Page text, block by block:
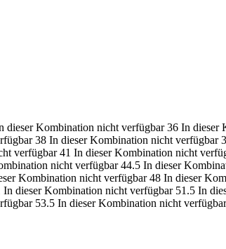
dieser Kombination nicht verfügbar 36 In dieser
38 In dieser Kombination nicht verfügbar
verfügbar 41 In dieser Kombination nicht
nicht verfügbar 44.5 In dieser
Kombination nicht verfügbar 48 In dieser
In dieser Kombination nicht verfügbar 51.5 In
53.5 In dieser Kombination nicht verfügbar